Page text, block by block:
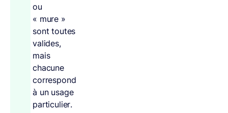
ou
« mure »
sont toutes
valides,
mais
chacune
correspond
à un usage
particulier.